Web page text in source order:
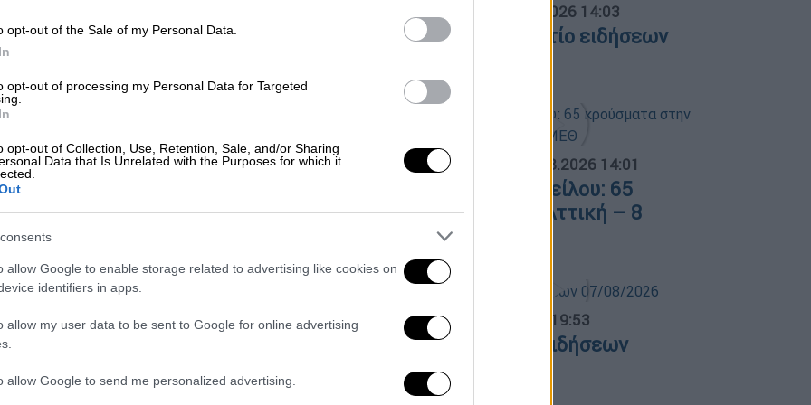
opt-out of the Sale of my Personal Data.
opt-out of processing my Personal Data for Targeted
opt-out of Collection, Use, Retention, Sale, and/or Sharing
Data that Is Unrelated with the Purposes for which it
allow Google to enable storage related to advertising like cookies on
identifiers in apps.
allow my user data to be sent to Google for online advertising
allow Google to send me personalized advertising.
14.07.2026 09:08
«Για εμάς η ασφάλεια είναι πάνω
«Θέλω να παρακαλέσω όλους να
ακολουθούν τις οδηγίες των
σε όποιο λιμάνι της χώρας»
Ελλάδα 07.07.2026 13:17
του Crown Iris στη Σύρο
08.08.2026 14:03
Μεσημεριανό δελτίο ειδήσεων
ΑΠΟΣΠΑΣΜΑΤΑ... 08.08.2026 14:01
Ιός του Δυτικού Νείλου: 65
κρούσματα στην Αττική – 8
ασθενείς σε ΜΕΘ
Κεντρικό... 07.08.2026 19:53
Κεντρικό δελτίο ειδήσεων
07/08/2026